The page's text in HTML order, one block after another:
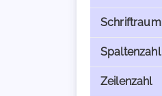
Schriftraum
Spaltenzahl
Zeilenzahl